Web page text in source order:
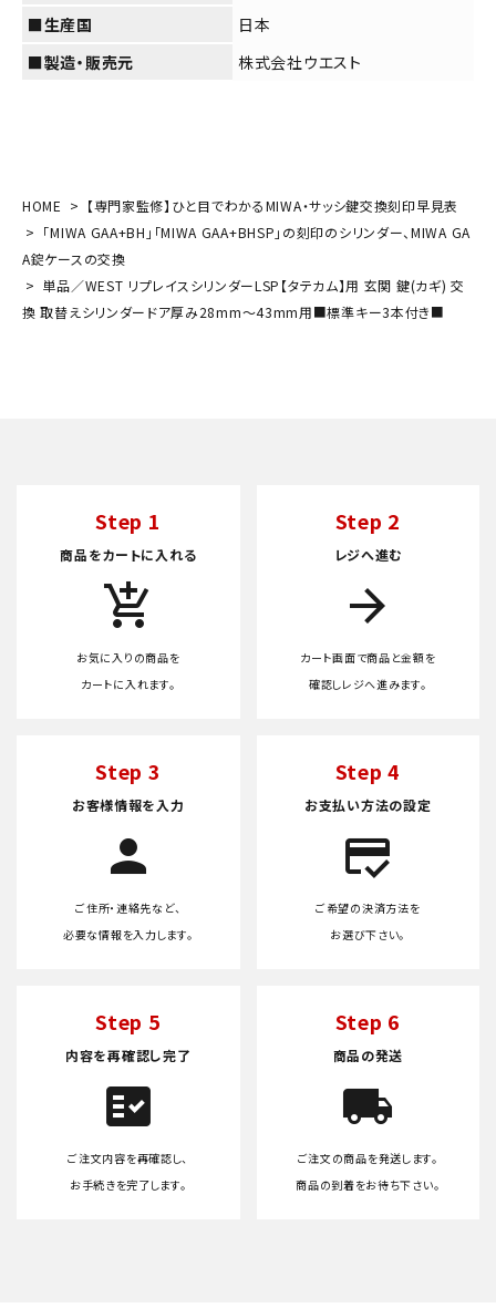
■生産国
日本
■製造・販売元
株式会社ウエスト
HOME
【専門家監修】ひと目でわかるMIWA・サッシ鍵交換刻印早見表
「MIWA GAA+BH」「MIWA GAA+BHSP」の刻印のシリンダー、MIWA GA
A錠ケースの交換
単品／WEST リプレイスシリンダーLSP【タテカム】用 玄関 鍵(カギ) 交
換 取替えシリンダードア厚み28mm～43mm用■標準キー3本付き■
Step 1
商品をカートに入れる
add_shopping_cart
お気に入りの商品を
カートに入れます。
Step 2
レジへ進む
arrow_forward
カート画面で商品と金額を
確認しレジへ進みます。
Step 3
お客様情報を入力
person
ご住所・連絡先など、
必要な情報を入力します。
Step 4
お支払い方法の設定
credit_score
ご希望の決済方法を
お選び下さい。
Step 5
内容を再確認し完了
fact_check
ご注文内容を再確認し、
お手続きを完了します。
Step 6
商品の発送
local_shipping
ご注文の商品を発送します。
商品の到着をお待ち下さい。